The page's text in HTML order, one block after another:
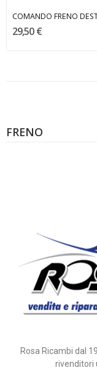
FRENO
29,50 €
Rosa Ricambi dal
rivenditori